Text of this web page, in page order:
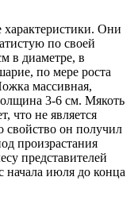
Они
по своей
в диаметре, в
по мере роста
массивная,
3-6 см. Мякоть
что не является
свойство он получил
произрастания
представителей
начала июля до конца